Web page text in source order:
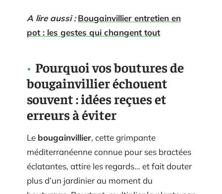
A lire aussi : Bougainvillier entretien en
pot : les gestes qui changent tout
Pourquoi vos boutures de
bougainvillier échouent
souvent : idées reçues et
erreurs à éviter
Le bougainvillier, cette grimpante
méditerranéenne connue pour ses bractées
éclatantes, attire les regards… et fait douter
plus d’un jardinier au moment du